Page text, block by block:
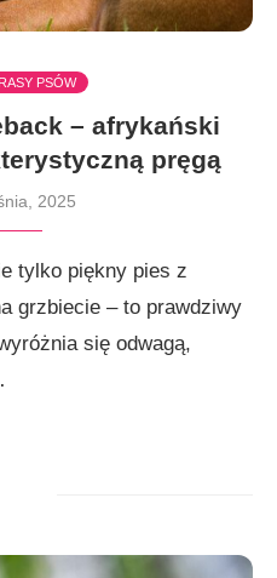
RASY PSÓW
– afrykański
pręgą
2025
tylko piękny pies z
grzbiecie – to prawdziwy
się odwagą,